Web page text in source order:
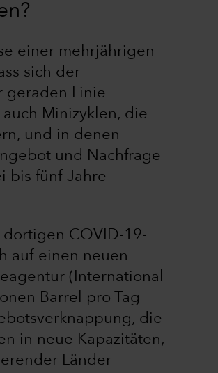
einer mehrjährigen
sich der
geraden Linie
Minizyklen, die
und in denen
und Nachfrage
bis fünf Jahre
COVID-19-
auf einen neuen
(International
Barrel pro Tag
die
in neue Kapazitäten,
Länder